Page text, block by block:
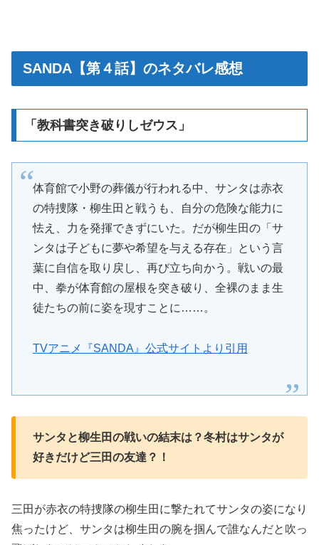
SANDA【第４話】のネタバレ感想
「教科書突き破りしゼウス」
体育館で小野の葬儀が行われる中、サンタは赤衣
の特捜隊・柳生田と戦うも、自分の危険な能力に
怯え、力を発揮できずにいた。だが柳生田の「サ
ンタは子どもに夢や希望を与える存在」という言
葉に自信を取り戻し、再び立ち向かう。戦いの最
中、拳が体育館の屋根を突き破り、全裸のまま生
徒たちの前に姿を現すことに……。
TVアニメ『SANDA』公式サイトより引用
サンタと柳生田の戦いの結末は？冬村はサンタが
好きだけど三田の友達？！
三田が赤衣の特捜隊の柳生田に撃たれてサンタの姿になり
焦ったけど、サンタは柳生田の腕を掴んで誰なんだと吹っ